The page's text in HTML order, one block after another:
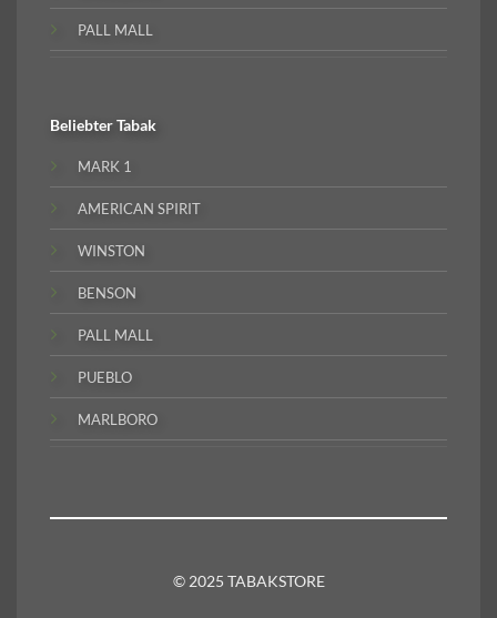
PALL MALL
BeliebterTabak
MARK 1
AMERICAN SPIRIT
WINSTON
BENSON
PALL MALL
PUEBLO
MARLBORO
© 2025 TABAKSTORE